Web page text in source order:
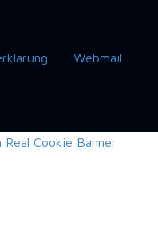
Webmail
Cookie Banner